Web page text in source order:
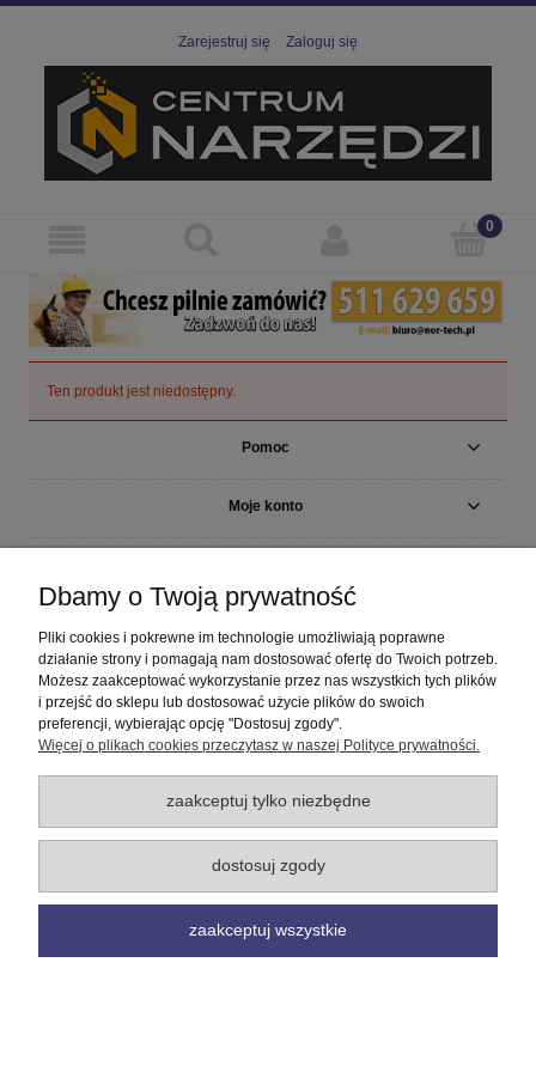
Zarejestruj się Zaloguj się
Ten produkt jest niedostępny.
Pomoc
Moje konto
O nas
pokaż pełną wersję strony
Sklep internetowy Shoper Premium
Dbamy o Twoją prywatność
Pliki cookies i pokrewne im technologie umożliwiają poprawne
działanie strony i pomagają nam dostosować ofertę do Twoich potrzeb.
Możesz zaakceptować wykorzystanie przez nas wszystkich tych plików
i przejść do sklepu lub dostosować użycie plików do swoich
preferencji, wybierając opcję "Dostosuj zgody".
Więcej o plikach cookies przeczytasz w naszej Polityce prywatności.
zaakceptuj tylko niezbędne
dostosuj zgody
zaakceptuj wszystkie